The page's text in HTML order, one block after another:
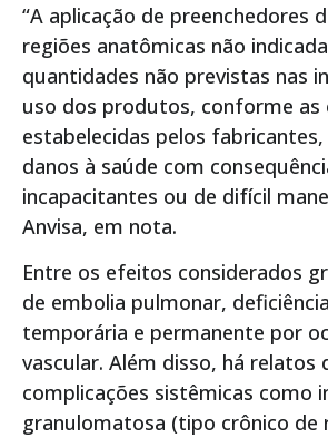
“A aplicação de preenchedores
regiões anatômicas não
quantidades não previstas nas
uso dos produtos, conforme as
estabelecidas pelos
danos à saúde com
incapacitantes ou de difícil
Anvisa, em nota.
Entre os efeitos considerados
de embolia pulmonar,
temporária e permanente por
vascular. Além disso, há relatos
complicações sistêmicas como
granulomatosa (tipo crônico de